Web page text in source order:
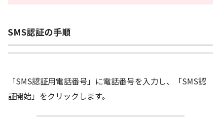
SMS認証の手順
「SMS認証用電話番号」に電話番号を入力し、「SMS認
証開始」をクリックします。